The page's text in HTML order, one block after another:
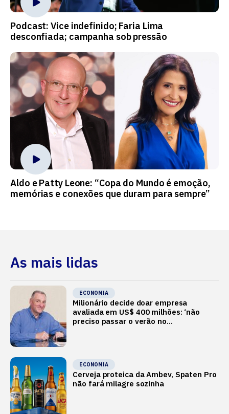
Podcast: Vice indefinido; Faria Lima
desconfiada; campanha sob pressão
Aldo e Patty Leone: “Copa do Mundo é emoção,
memórias e conexões que duram para sempre”
As mais lidas
ECONOMIA
Milionário decide doar empresa
avaliada em US$ 400 milhões: ‘não
preciso passar o verão no
ECONOMIA
Cerveja proteica da Ambev, Spaten Pro
não fará milagre sozinha